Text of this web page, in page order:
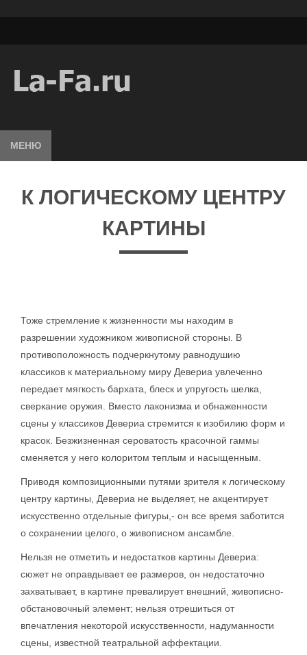
МЕНЮ
К ЛОГИЧЕСКОМУ ЦЕНТРУ
КАРТИНЫ
Тоже стремление к жизненности мы находим в
разрешении художником живописной стороны. В
противоположность подчеркнутому равнодушию
классиков к материальному миру Девериа увлеченно
передает мягкость бархата, блеск и упругость шелка,
сверкание оружия. Вместо лаконизма и обнаженности
сцены у классиков Девериа стремится к изобилию форм и
красок. Безжизненная сероватость красочной гаммы
сменяется у него колоритом теплым и насыщенным.
Приводя композиционными путями зрителя к логическому
центру картины, Девериа не выделяет, не акцентирует
искусственно отдельные фигуры,- он все время заботится
о сохранении целого, о живописном ансамбле.
Нельзя не отметить и недостатков картины Девериа:
сюжет не оправдывает ее размеров, он недостаточно
захватывает, в картине превалирует внешний, живописно-
обстановочный элемент; нельзя отрешиться от
впечатления некоторой искусственности, надуманности
сцены, известной театральной аффектации.